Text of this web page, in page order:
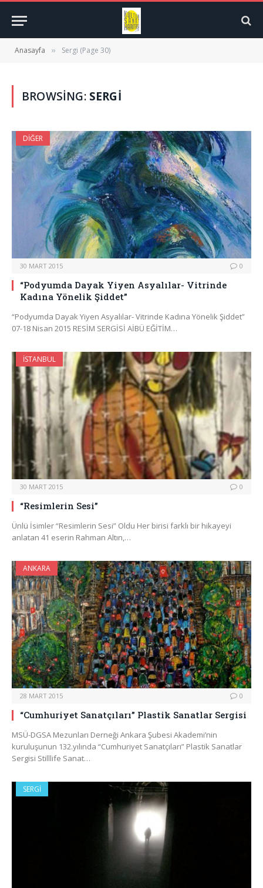
Anasayfa » Sergi (Page 30)
BROWSING: SERGI
DIĞER
30 MART 2015 0
“Podyumda Dayak Yiyen Asyalılar- Vitrinde
Kadına Yönelik Şiddet”
“Podyumda Dayak Yiyen Asyalılar- Vitrinde Kadına Yönelik Şiddet”
07-18 Nisan 2015 RESİM SERGİSİ AİBÜ EĞİTİM…
İSTANBUL
30 MART 2015 0
“Resimlerin Sesi”
Ünlü İsimler “Resimlerin Sesi” Oldu Her birisi farklı bir hikayeyi
anlatan 41 eserin Rahman Altın,…
ANKARA
28 MART 2015 0
“Cumhuriyet Sanatçıları” Plastik Sanatlar Sergisi
MSÜ-DGSA Mezunları Derneği Ankara Şubesi Akademi’nin
kuruluşunun 132.yılında “Cumhuriyet Sanatçıları” Plastik Sanatlar
Sergisi Stilllife Sanat…
SERGI